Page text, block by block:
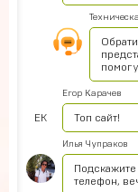
ЕК
Егор Карачев
Топ сайт!
Илья Чупраков
Подскажите
телефон,